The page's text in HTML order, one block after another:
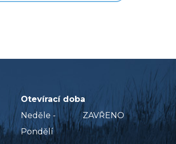
Otevírací doba
Neděle -
Pondělí
ZAVŘENO